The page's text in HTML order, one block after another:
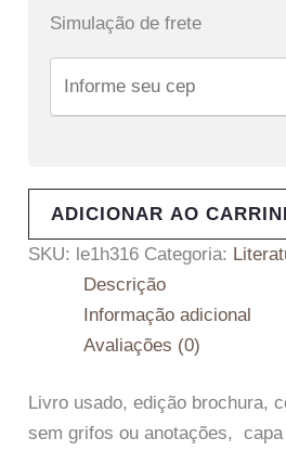
Simulação de frete
ADICIONAR AO
SKU: le1h316 Categoria:
Descrição
Informação adicional
Avaliações (0)
Livro usado, edição brochura,
sem grifos ou anotações,